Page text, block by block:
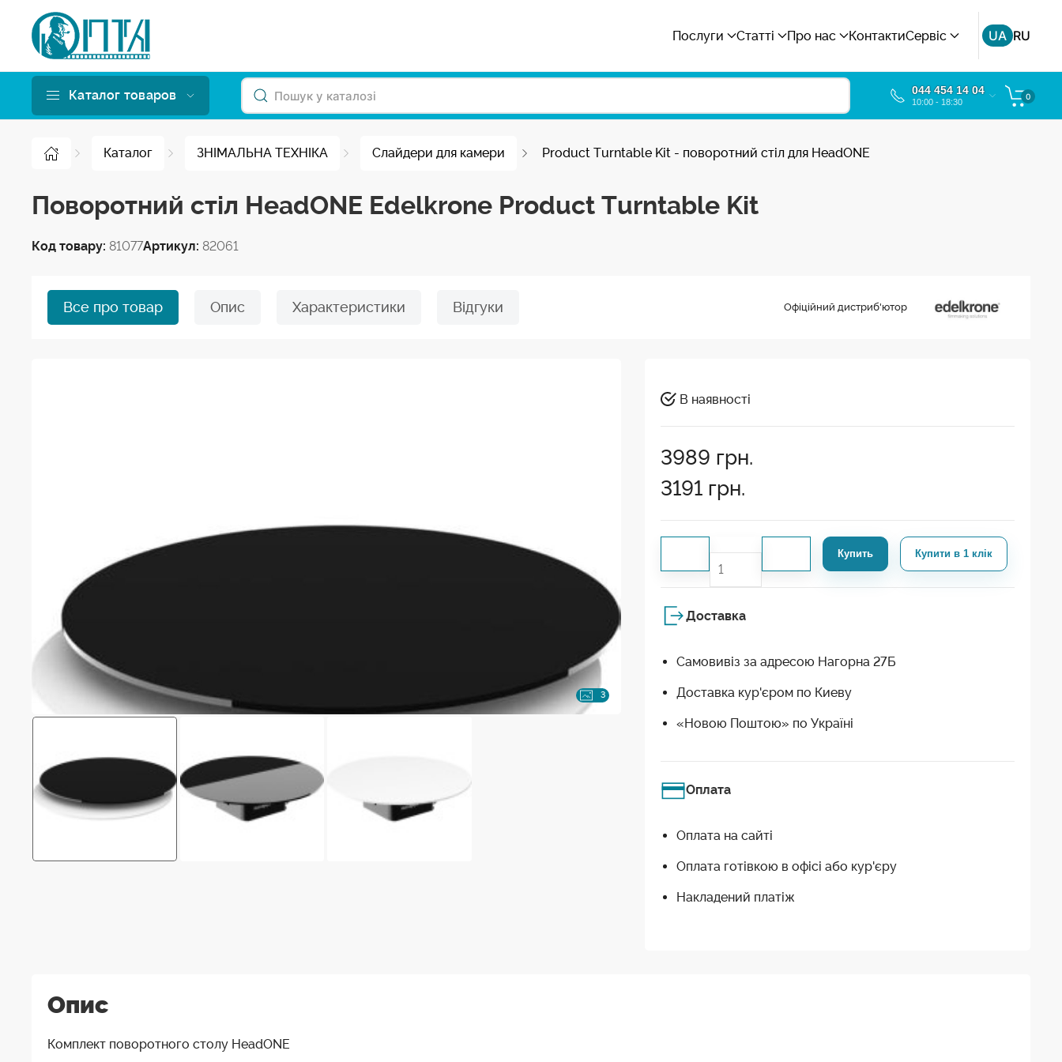
Послуги Статті Про нас КонтактиСервіс UA RU
Каталог товаров 044 454 14 04
10:00 - 18:30
0
Каталог ЗНІМАЛЬНА ТЕХНІКА Слайдери для камери Product Turntable Kit - поворотний стіл для HeadONE
Поворотний стіл HeadONE Edelkrone Product Turntable Kit
Код товару: 81077Артикул: 82061
Все про товар Опис Характеристики Відгуки Офіційний дистриб'ютор
3
В наявності
3989 грн.
3191 грн.
Купить Купити в 1 клік
Доставка
Самовивіз за адресою Нагорна 27Б
Доставка кур'єром по Киеву
«Новою Поштою» по Україні
Оплата
Оплата на сайті
Оплата готівкою в офісі або кур'єру
Накладений платіж
Опис
Комплект поворотного столу HeadONE